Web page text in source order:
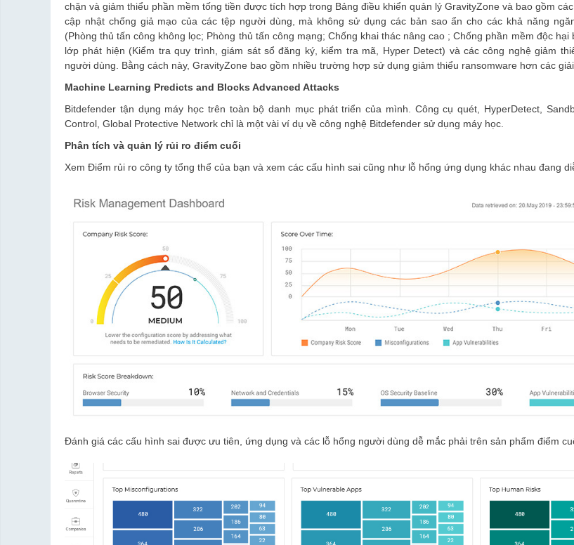
chặn và giảm thiểu phần mềm tống tiền được tích hợp trong Bảng điều khiển quản lý GravityZone và bao gồm
cập nhật chống giả mạo của các tệp người dùng, mà không sử dụng các bản sao ẩn cho các khả năng
(Phòng thủ tấn công không lọc; Phòng thủ tấn công mạng; Chống khai thác nâng cao ; Chống phần mềm độc hại
lớp phát hiện (Kiểm tra quy trình, giám sát sổ đăng ký, kiểm tra mã, Hyper Detect) và các công nghệ giảm
người dùng. Bằng cách này, GravityZone bao gồm nhiều trường hợp sử dụng giảm thiểu ransomware hơn các
Machine Learning Predicts and Blocks Advanced Attacks
Bitdefender tận dụng máy học trên toàn bộ danh mục phát triển của mình. Công cụ quét, HyperDetect,
Control, Global Protective Network chỉ là một vài ví dụ về công nghệ Bitdefender sử dụng máy học.
Phân tích và quản lý rủi ro điểm cuối
Xem Điểm rủi ro công ty tổng thể của bạn và xem các cấu hình sai cũng như lỗ hổng ứng dụng khác nhau đang
Đánh giá các cấu hình sai được ưu tiên, ứng dụng và các lỗ hổng người dùng dễ mắc phải trên sản phẩm điểm